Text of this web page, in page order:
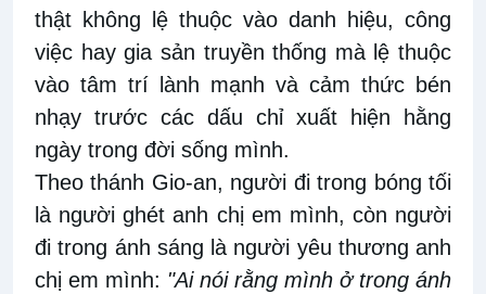
thật không lệ thuộc vào danh hiệu, công
việc hay gia sản truyền thống mà lệ thuộc
vào tâm trí lành mạnh và cảm thức bén
nhạy trước các dấu chỉ xuất hiện hằng
ngày trong đời sống mình.
Theo thánh Gio-an, người đi trong bóng tối
là người ghét anh chị em mình, còn người
đi trong ánh sáng là người yêu thương anh
chị em mình: "Ai nói rằng mình ở trong ánh